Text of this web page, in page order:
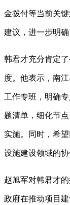
金拨付等当前关
建议，进一步明确
韩君才充分肯定
度。他表示，南
工作专班，明确
题清单，细化节
实施。同时，希
设施建设领域的协
赵旭军对韩君才
政府在推动项目